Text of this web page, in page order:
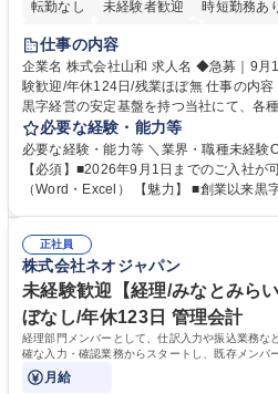
転勤なし 未経験者歓迎 時短勤務あ
育休あり
完全週休2日制
仕事の内容
企業名 株式会社山和 求人名 ◆急募｜9月1日入社◆【渋谷/一般事務】未経
験歓迎/年休124日/残業ほぼ無 仕事の内容 不動産事業を展開し、創業以来
黒字経営の安定基盤を持つ当社にて、各
がほぼ発生せず、連続した日程の有給取
方にお勧めの環境です！ 入社後はOJTを通じて丁寧に研修を行いますの
で、事務未経験の方でも安心して臨むこ
話・来客対応 ■物件の鍵や社内の備品管
必要な経験・能力等
必要な経験・能力等 ＼業界・職種未経験
【必須】■2026年9月1日までのご入社が
（Word・Excel） 【魅力】 ■創業以来黒字の安定した経営基盤で長期的に
のOJTで業務を習得可能、未経験でもしっかりサポ
歴：大学院 大学 高専 短大 語学力： 資格：
正社員
株式会社ネオジャパン
未経験歓迎【経理/みなとみら
ぼなし/年休123日 管理会計
経理部門メンバーとして、仕訳入力や振込業務な
確な入力・確認業務からスタートし、既存メンバ
理知識を身につけていただきます。
月給